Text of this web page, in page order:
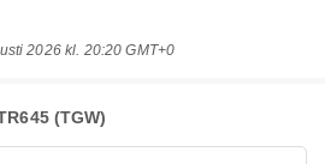
2026 kl. 20:20 GMT+0
(TGW)